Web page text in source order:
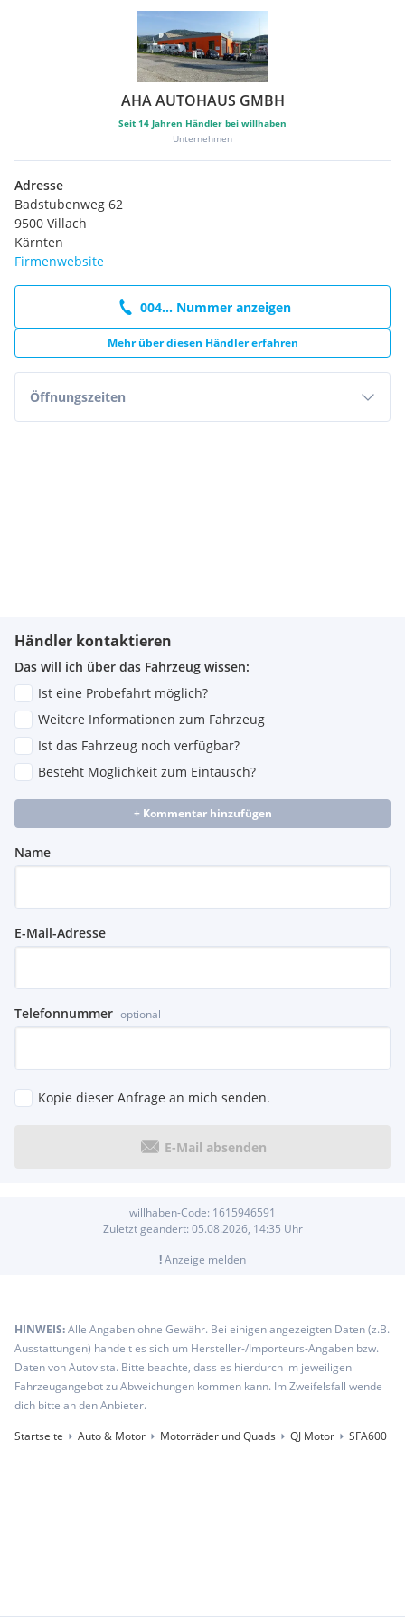
AHA AUTOHAUS GMBH
Seit 14 Jahren Händler bei willhaben
Unternehmen
Adresse
Badstubenweg 62
9500 Villach
Kärnten
Firmenwebsite
004... Nummer anzeigen
Mehr über diesen Händler erfahren
Öffnungszeiten
Händler kontaktieren
Das will ich über das Fahrzeug wissen:
Ist eine Probefahrt möglich?
Weitere Informationen zum Fahrzeug
Ist das Fahrzeug noch verfügbar?
Besteht Möglichkeit zum Eintausch?
+ Kommentar hinzufügen
Name
E-Mail-Adresse
Telefonnummer optional
Kopie dieser Anfrage an mich senden.
E-Mail absenden
willhaben-Code: 1615946591
Zuletzt geändert: 05.08.2026, 14:35 Uhr
!Anzeige melden
HINWEIS:Alle Angaben ohne Gewähr. Bei einigen angezeigten Daten (z.B.
Ausstattungen) handelt es sich um Hersteller-/Importeurs-Angaben bzw.
Daten von Autovista. Bitte beachte, dass es hierdurch im jeweiligen
Fahrzeugangebot zu Abweichungen kommen kann. Im Zweifelsfall wende
dich bitte an den Anbieter.
Startseite
Auto & Motor Motorräder und Quads QJ Motor SFA600